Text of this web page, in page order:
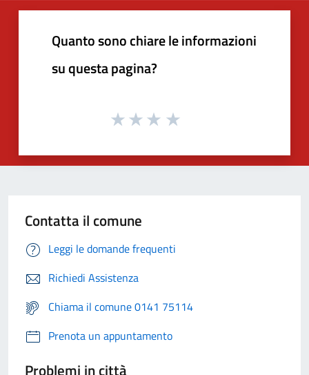
Quanto sono chiare le informazioni
su questa pagina?
Contatta il comune
Leggi le domande frequenti
Richiedi Assistenza
Chiama il comune 0141 75114
Prenota un appuntamento
Problemi in città